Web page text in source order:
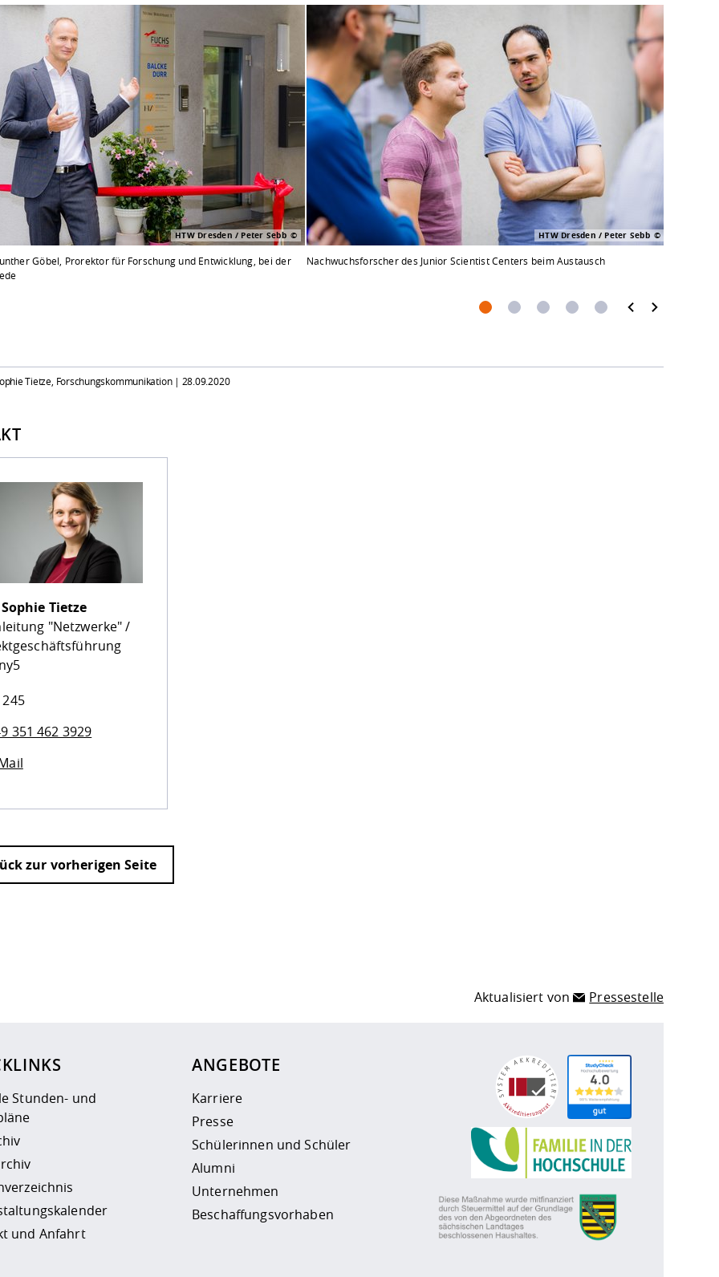
HTW Dresden / Peter Sebb
Göbel, Prorektor für Forschung und Entwicklung, bei der
HTW Dresden / Peter Sebb
Nachwuchsforscher des Junior Scientist Centers beim Austausch
Tietze, Forschungskommunikation | 28.09.2020
Sophie Tietze
"Netzwerke" /
351 462 3929
zur vorherigen Seite
Aktualisiert von Pressestelle
Stunden- und
und Anfahrt
ANGEBOTE
Karriere
Presse
Schülerinnen und Schüler
Alumni
Unternehmen
Beschaffungsvorhaben